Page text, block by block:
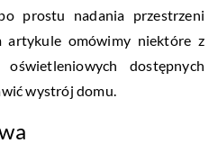
prostu nadania przestrzeni
artykule omówimy niektóre z
oświetleniowych dostępnych
wystrój domu.